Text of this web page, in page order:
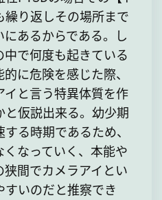
り返しその場所まで
あるからである。し
で何度も起きている
に危険を感じた際、
と言う特異体質を作
と仮説出来る。幼少期
る時期であるため、
なっていく、本能や
間でカメラアイとい
すいのだと推察でき